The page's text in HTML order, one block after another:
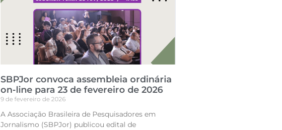
SBPJor convoca assembleia ordinária
on-line para 23 de fevereiro de 2026
9 de fevereiro de 2026
A Associação Brasileira de Pesquisadores em
Jornalismo (SBPJor) publicou edital de